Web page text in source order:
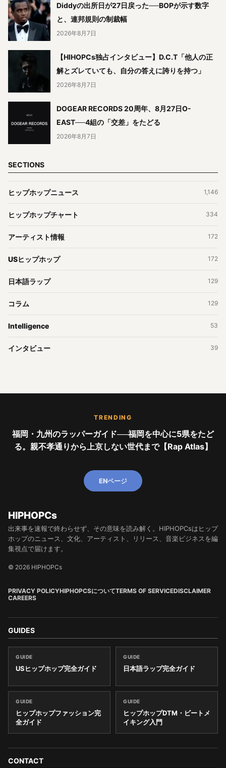
Diddyの出所日が27日戻った──BOPが示す数字
と、連邦規則の制裁幅
2026年8月7日
【HIHOPCs独占インタビュー】D.C.T「他人の正
解とズレていても、自分の答えに誇りを持つ」
2026年8月7日
DOGEAR RECORDS 20周年、8月27日O-
EAST──4組の「交差」をたどる
2026年8月7日
SECTIONS
ヒップホップニュース 1,146
ヒップホップチャート 334
アーティスト情報 172
USヒップホップ 172
日本語ラップ 129
コラム 129
Intelligence 53
インタビュー 39
TRENDING
福岡・九州のラッパーガイド──福岡を中心に5県をたど
る。親不孝通りから上京しない世代まで【Rap Atlas】
ENページ
HIPHOPCs
出来事を速報で終わらせず、その意味を読み解く。HIPHOPCsはヒップ
ホップのニュース、文化、アーティスト、リリース、音楽ビジネスを編
集視点で届けます。
© 2026 HIPHOPCs
PRIVACY POLICYHIPHOPCSについてTERMS OF SERVICEDISCLAIMER
CAREERS
GUIDES
GUIDE
USヒップホップ完全ガイド
GUIDE
日本語ラップ完全ガイド
GUIDE
ヒップホップファッション完
全ガイド
GUIDE
ヒップホップDTM・ビートメ
イキング入門
CONTACT